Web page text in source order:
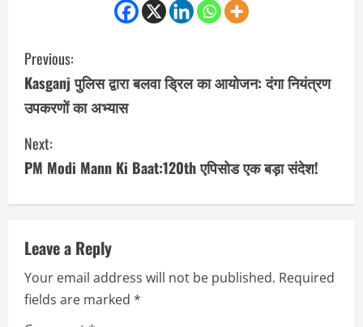
C
o
n
t
i
u
e
Previous:
Kasganj पुलिस द्वारा बलवा ड्रिल का आयोजन: दंगा नियंत्रण
उपकरणों का अभ्यास
Next:
PM Modi Mann Ki Baat:120th एपिसोड एक बड़ा संदेश!
Leave a Reply
Your email address will not be published. Required
fields are marked *